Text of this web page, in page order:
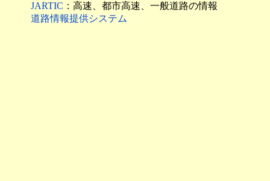
JARTIC ：高速、都市高速、一般道路の情報
道路情報提供システム